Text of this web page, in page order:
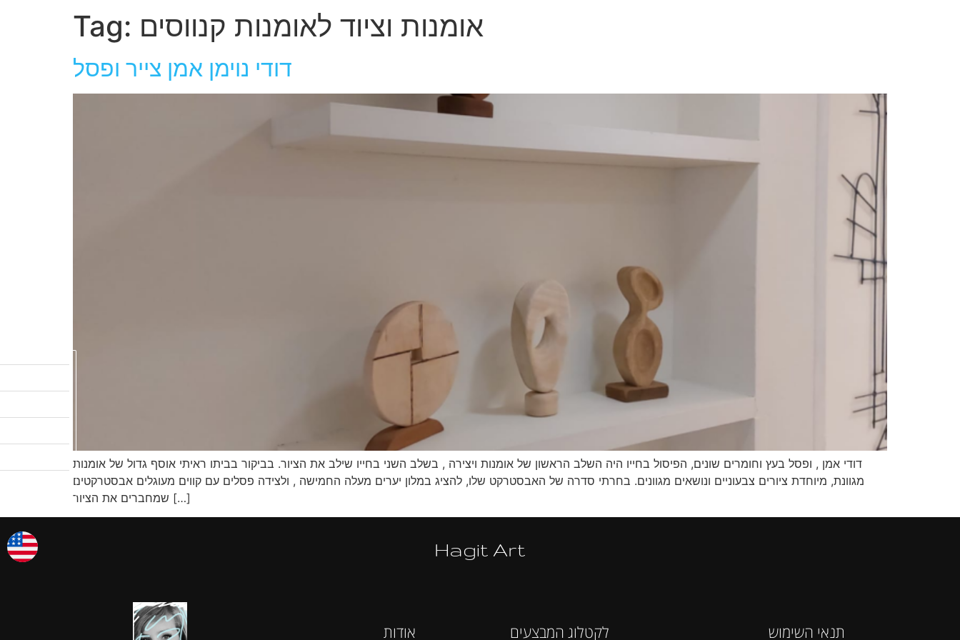
לקטלוג המבצעים
שיעורי ציור
לגלריות שלי
אודות
צרו קשר
Tag: אומנות וציוד לאומנות קנווסים
דודי נוימן אמן צייר ופסל
דודי אמן , ופסל בעץ וחומרים שונים, הפיסול בחייו היה השלב הראשון של אומנות ויצירה , בשלב השני בחייו שילב את הציור. בביקור בביתו ראיתי אוסף גדול של אומנות
מגוונת, מיוחדת ציורים צבעוניים ונושאים מגוונים. בחרתי סדרה של האבסטרקט שלו, להציג במלון יערים מעלה החמישה , ולצידה פסלים עם קווים מעוגלים אבסטרקטים
שמחברים את הציור […]
Hagit Art
אודות לקטלוג המבצעים תנאי השימוש